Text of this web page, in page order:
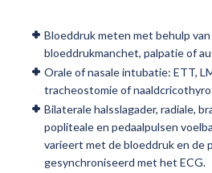
Bloeddruk meten met behulp van
bloeddrukmanchet, palpatie of
Orale of nasale intubatie: ETT,
tracheostomie of
Bilaterale halsslagader, radiale,
popliteale en pedaalpulsen
varieert met de bloeddruk en de
gesynchroniseerd met het ECG.